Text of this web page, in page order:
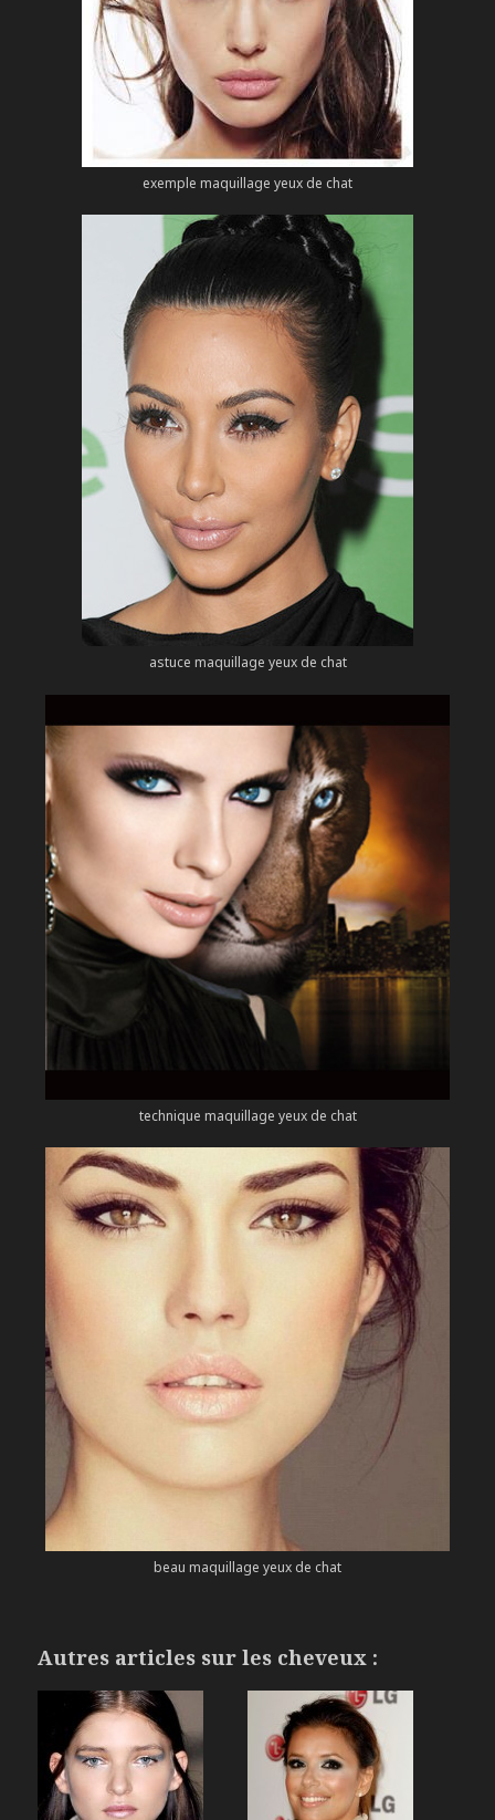
exemple maquillage yeux de chat
astuce maquillage yeux de chat
technique maquillage yeux de chat
beau maquillage yeux de chat
Autres articles sur les cheveux :